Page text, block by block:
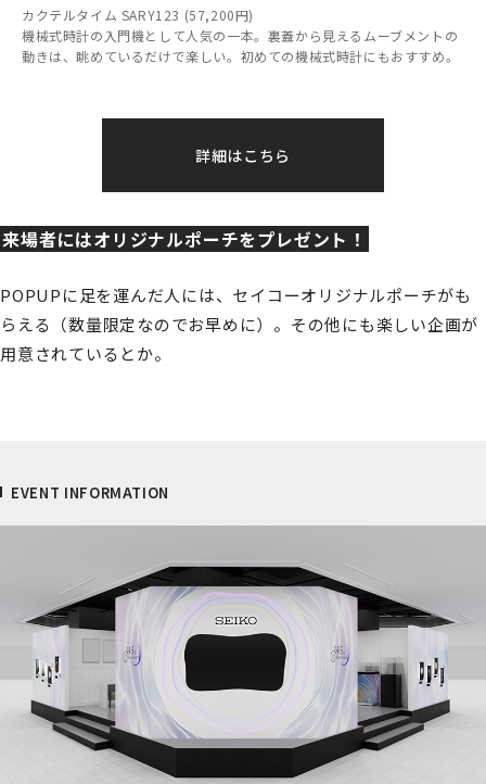
カクテルタイム SARY123 (57,200円)
機械式時計の入門機として人気の一本。裏蓋から見えるムーブメントの
動きは、眺めているだけで楽しい。初めての機械式時計にもおすすめ。
詳細はこちら
来場者にはオリジナルポーチをプレゼント！
POPUPに足を運んだ人には、セイコーオリジナルポーチがも
らえる（数量限定なのでお早めに）。その他にも楽しい企画が
用意されているとか。
EVENT INFORMATION